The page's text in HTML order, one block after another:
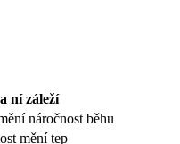
ní záleží
náročnost běhu
mění tep